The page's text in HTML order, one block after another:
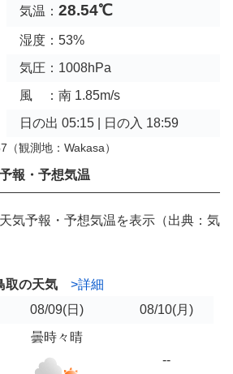
気温： 28.54℃
湿度：53%
気圧：1008hPa
風 ：南 1.85m/s
日の出 05:15 | 日の入 18:59
（観測地：Wakasa）
報・予想気温
気予報・予想気温を表示（出典：気
取の天気
>詳細
08/09(日) 08/10(月)
曇時々晴
--